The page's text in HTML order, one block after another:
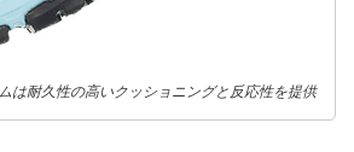
は耐久性の高いクッショニングと反応性を提供